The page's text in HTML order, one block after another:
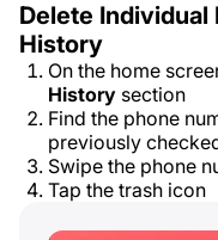
Delete
History
On the home
History section
Find the phone
previously
Swipe the phone
Tap the trash icon